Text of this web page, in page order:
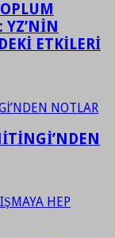
ETKİLERİ